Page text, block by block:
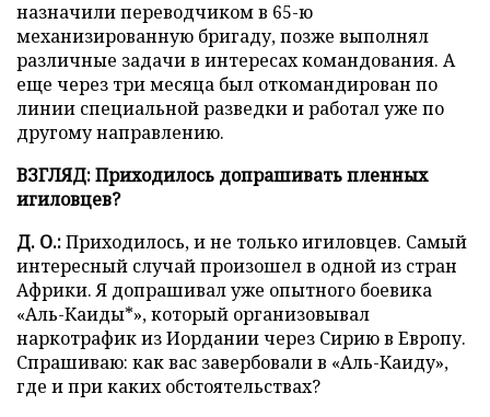
назначили переводчиком в 65-ю
механизированную бригаду, позже выполнял
различные задачи в интересах командования. А
еще через три месяца был откомандирован по
линии специальной разведки и работал уже по
другому направлению.
ВЗГЛЯД: Приходилось допрашивать пленных
игиловцев?
Д. О.:Приходилось, и не только игиловцев. Самый
интересный случай произошел в одной из стран
Африки. Я допрашивал уже опытного боевика
«Аль-Каиды*», который организовывал
наркотрафик из Иордании через Сирию в Европу.
Спрашиваю: как вас завербовали в «Аль-Каиду»,
где и при каких обстоятельствах?